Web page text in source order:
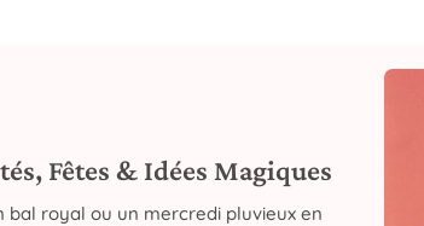
Fêtes & Idées Magiques
royal ou un mercredi pluvieux en